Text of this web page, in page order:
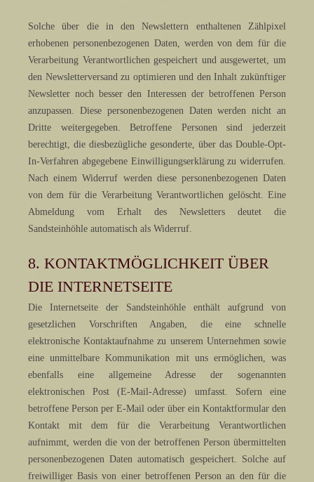
Solche über die in den Newslettern enthaltenen Zählpixel
erhobenen personenbezogenen Daten, werden von dem für die
Verarbeitung Verantwortlichen gespeichert und ausgewertet, um
den Newsletterversand zu optimieren und den Inhalt zukünftiger
Newsletter noch besser den Interessen der betroffenen Person
anzupassen. Diese personenbezogenen Daten werden nicht an
Dritte weitergegeben. Betroffene Personen sind jederzeit
berechtigt, die diesbezügliche gesonderte, über das Double-Opt-
In-Verfahren abgegebene Einwilligungserklärung zu widerrufen.
Nach einem Widerruf werden diese personenbezogenen Daten
von dem für die Verarbeitung Verantwortlichen gelöscht. Eine
Abmeldung vom Erhalt des Newsletters deutet die
Sandsteinhöhle automatisch als Widerruf.
8. KONTAKTMÖGLICHKEIT ÜBER
DIE INTERNETSEITE
Die Internetseite der Sandsteinhöhle enthält aufgrund von
gesetzlichen Vorschriften Angaben, die eine schnelle
elektronische Kontaktaufnahme zu unserem Unternehmen sowie
eine unmittelbare Kommunikation mit uns ermöglichen, was
ebenfalls eine allgemeine Adresse der sogenannten
elektronischen Post (E-Mail-Adresse) umfasst. Sofern eine
betroffene Person per E-Mail oder über ein Kontaktformular den
Kontakt mit dem für die Verarbeitung Verantwortlichen
aufnimmt, werden die von der betroffenen Person übermittelten
personenbezogenen Daten automatisch gespeichert. Solche auf
freiwilliger Basis von einer betroffenen Person an den für die